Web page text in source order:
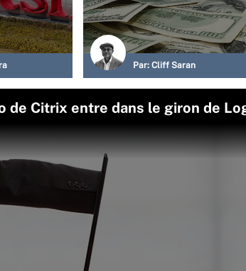
Par: Cliff Saran
de Citrix entre dans le giron de